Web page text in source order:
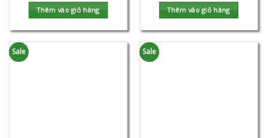
Thêm vào giỏ hàng Thêm vào giỏ hàng
Sale Sale